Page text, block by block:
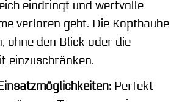
eindringt und wertvolle
verloren geht. Die Kopfhaube
ohne den Blick oder die
einzuschränken.
Perfekt